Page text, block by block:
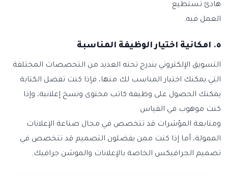
هادئ تستطيع
العمل فيه.
٥. امكانية اختيار الوظيفة المناسبة
التسويق الإلكتروني يندرج تحته العديد من التخصصات المختلفة
التي يمكنك اختيار المناسب لك منها، فإذا كنت تفضل الكتابة
يمكنك الحصول على وظيفة كاتب محتوى ونسخ إعلانية، وإذا
كنت موهوب في القياس
ومتابعة المؤشرات قد تتخصص في مجال صناعة الإعلانات
الممولة، أما إذا كنت ممن يفضلون التصميم قد تتخصص في
تصميم الجرافيكس الخاصة بالإعلانات والموشن جرافيك.